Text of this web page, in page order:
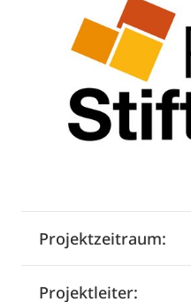
Projektzeitraum:
Projektleiter: